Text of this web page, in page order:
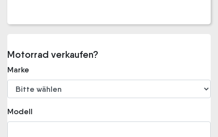
Motorrad verkaufen?
Marke
Modell